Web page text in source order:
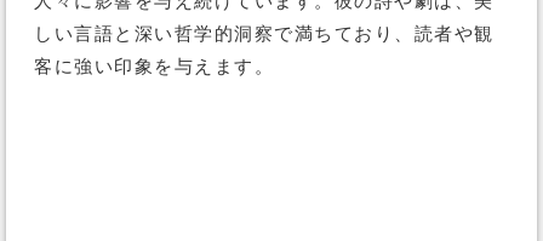
しい言語と深い哲学的洞察で満ちており、読者や観
客に強い印象を与えます。